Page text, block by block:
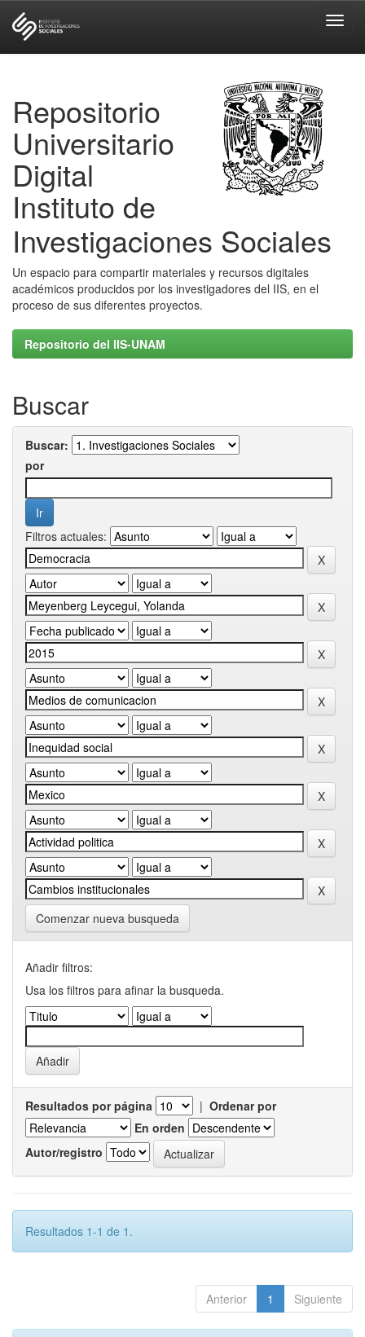
Repositorio
Universitario
Digital
Instituto de
Investigaciones Sociales
Un espacio para compartir materiales y recursos digitales
académicos producidos por los investigadores del IIS, en el
proceso de sus diferentes proyectos.
Repositorio del IIS-UNAM
Buscar
Buscar:
por
Filtros actuales:
Comenzar nueva busqueda
Añadir filtros:
Usa los filtros para afinar la busqueda.
Resultados por página | Ordenar por
En orden
Autor/registro
Resultados 1-1 de 1.
Anterior 1 Siguiente